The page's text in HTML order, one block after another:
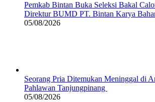
Pemkab Bintan Buka Seleksi Bakal
Direktur BUMD PT. Bintan Karya
05/08/2026
Seorang Pria Ditemukan Meninggal di
Pahlawan Tanjungpinang
05/08/2026